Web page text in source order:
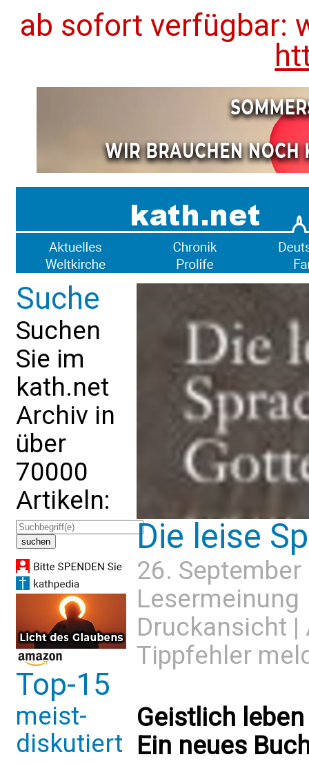
ab sofort verfügbar:
Suche
Suchen
Sie im
kath.net
Archiv in
über
70000
Artikeln:
Top-15
meist-
diskutiert
Die leise
26.
Lesermeinung
Druckansicht |
Tippfehler
Geistlich
Ein neues